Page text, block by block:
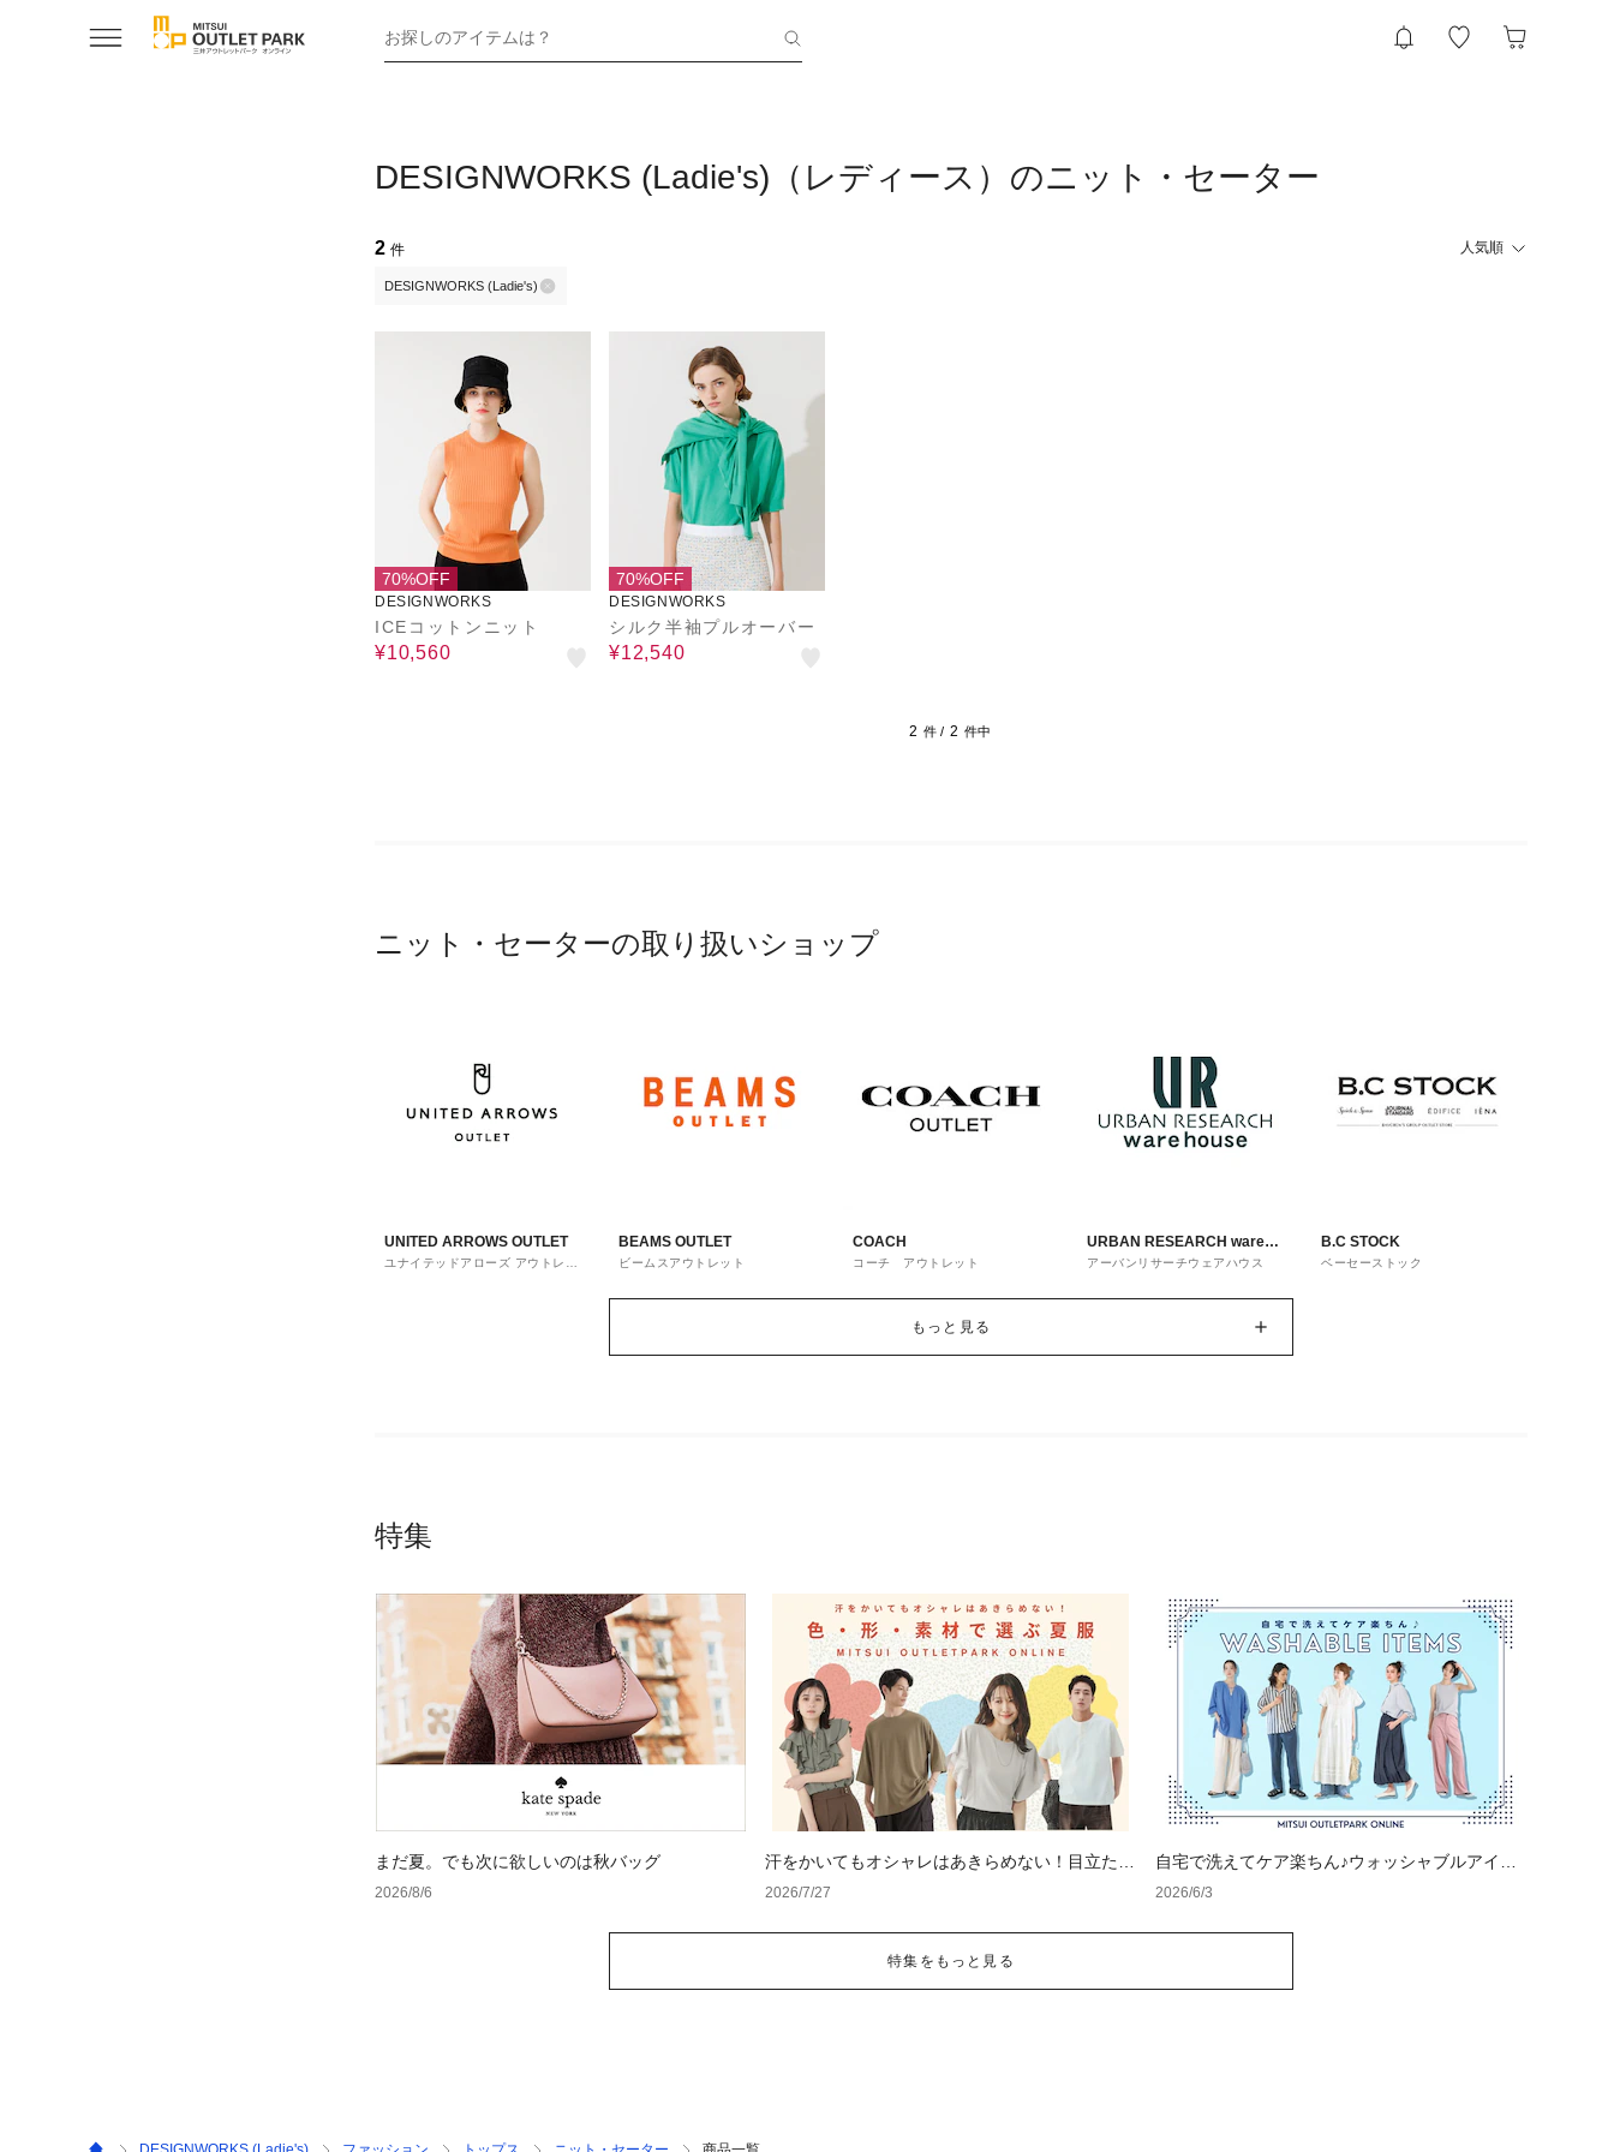
お探しのアイテムは？
DESIGNWORKS (Ladie's)（レディース）のニット・セーター
2 件 人気順
DESIGNWORKS (Ladie's)
70%OFF
DESIGNWORKS
ICEコットンニット
¥10,560
70%OFF
DESIGNWORKS
シルク半袖プルオーバー
¥12,540
2 件 / 2 件中
ニット・セーターの取り扱いショップ
UNITED ARROWS OUTLET
ユナイテッドアローズ アウトレッ
BEAMS OUTLET
ビームスアウトレット
COACH
コーチ アウトレット
URBAN RESEARCH ware
house
アーバンリサーチウェアハウス
B.C STOCK
ベーセーストック
もっと見る
特集
まだ夏。でも次に欲しいのは秋バッグ
2026/8/6
汗をかいてもオシャレはあきらめない！目立たな
い色・形・素材の服をアウトレットで
2026/7/27
自宅で洗えてケア楽ちん♪ウォッシャブルアイテ
ム特集
2026/6/3
特集をもっと見る